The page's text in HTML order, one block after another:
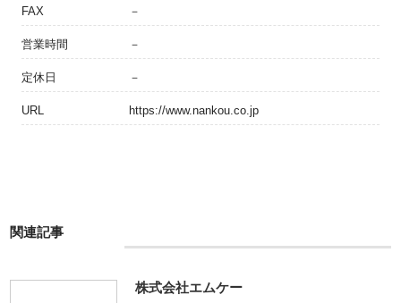
FAX －
営業時間 －
定休日 －
URL https://www.nankou.co.jp
関連記事
株式会社エムケー